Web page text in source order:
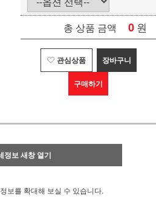
총 상품 금액 0 원
관심상품 장바구니
구매하기
정보 새창 열기
보를 확대해 보실 수 있습니다.